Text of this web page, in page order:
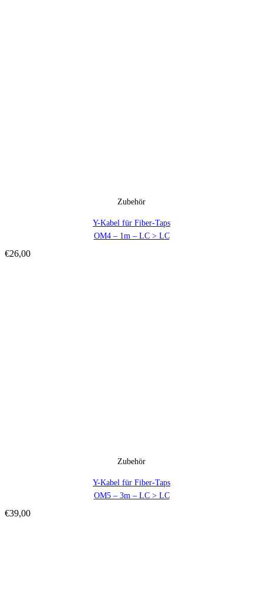
Zubehör
Y-Kabel für Fiber-Taps
OM4 – 1m – LC > LC
€26,00
Zubehör
Y-Kabel für Fiber-Taps
OM5 – 3m – LC > LC
€39,00